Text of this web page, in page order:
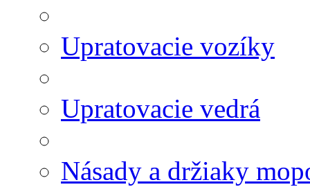
Upratovacie vozíky
Upratovacie vedrá
Násady a držiaky